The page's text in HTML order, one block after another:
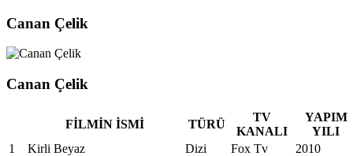
Canan Çelik
Canan Çelik
FİLMİN İSMİ TÜRÜ
TV
KANALI
YAPIM
YILI
1
Kirli Beyaz Dizi Fox Tv
2010